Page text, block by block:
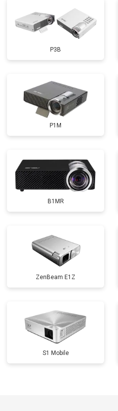
P3B
P1M
B1MR
ZenBeam E1Z
S1 Mobile